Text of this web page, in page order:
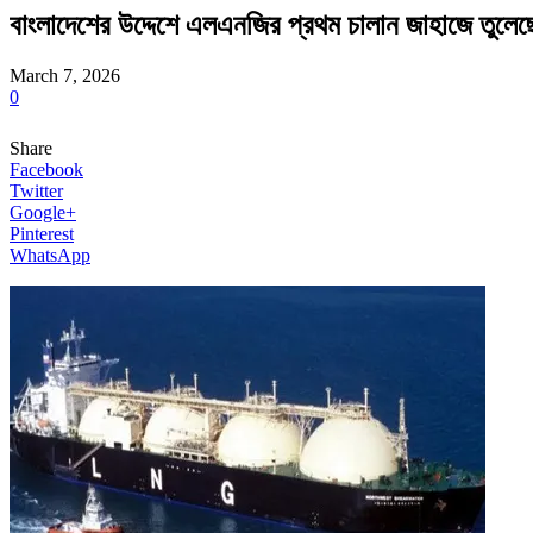
বাংলাদেশের উদ্দেশে এলএনজির প্রথম চালান জাহাজে
March 7, 2026
0
Share
Facebook
Twitter
Google+
Pinterest
WhatsApp